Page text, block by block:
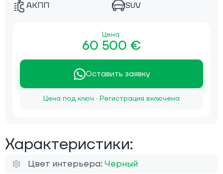
АКПП SUV
Цена:
60 500 €
Оставить заявку
Цена под ключ · Регистрация включена
Характеристики:
Цвет интерьера: Черный